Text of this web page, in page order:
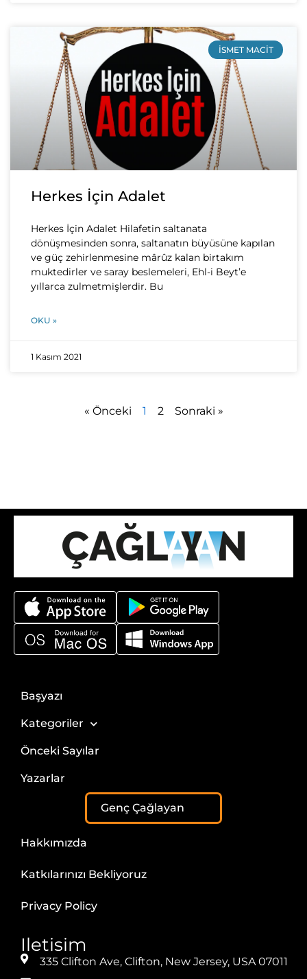
İSMET MACIT
Herkes İçin Adalet
Herkes İçin Adalet Hilafetin saltanata
dönüşmesinden sonra, saltanatın büyüsüne kapılan
ve güç zehirlenmesine mârûz kalan birtakım
muktedirler ve saray beslemeleri, Ehl-i Beyt’e
yıllarca zulmetmişlerdir. Bu
OKU »
1 Kasım 2021
« Önceki 1 2 Sonraki »
Başyazı
Kategoriler
Önceki Sayılar
Yazarlar
Genç Çağlayan
Hakkımızda
Katkılarınızı Bekliyoruz
Privacy Policy
Iletisim
335 Clifton Ave, Clifton, New Jersey, USA 07011